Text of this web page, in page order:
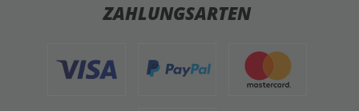
ZAHLUNGSARTEN